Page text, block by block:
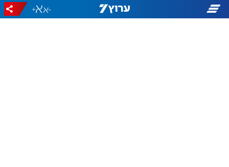
-
+